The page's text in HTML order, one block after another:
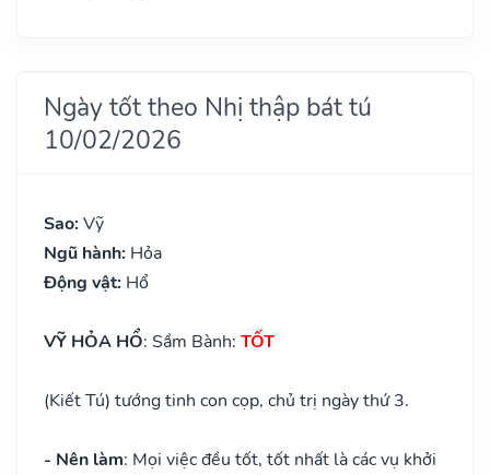
Ngày tốt theo Nhị thập bát tú
10/02/2026
Sao: Vỹ
Ngũ hành: Hỏa
Động vật: Hổ
VỸ HỎA HỔ: Sầm Bành: TỐT
(Kiết Tú) tướng tinh con cọp, chủ trị ngày thứ 3.
- Nên làm: Mọi việc đều tốt, tốt nhất là các vụ khởi